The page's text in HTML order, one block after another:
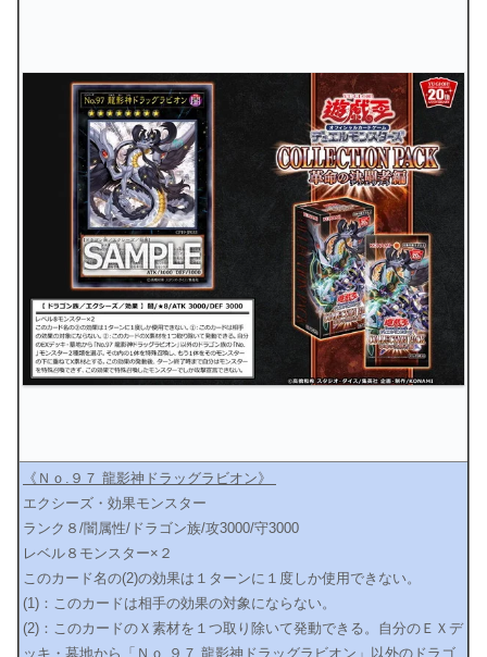
《Ｎｏ.９７ 龍影神ドラッグラビオン》
エクシーズ・効果モンスター
ランク８/闇属性/ドラゴン族/攻3000/守3000
レベル８モンスター×２
このカード名の(2)の効果は１ターンに１度しか使用できない。
(1)：このカードは相手の効果の対象にならない。
(2)：このカードのＸ素材を１つ取り除いて発動できる。自分のＥＸデ
ッキ・墓地から「Ｎｏ.９７ 龍影神ドラッグラビオン」以外のドラゴ